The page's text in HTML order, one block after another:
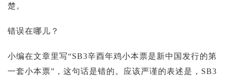
楚。
错误在哪儿？
小编在文章里写“SB3辛酉年鸡小本票是新中国发行的第
一套小本票”，这句话是错的。应该严谨的表述是，SB3